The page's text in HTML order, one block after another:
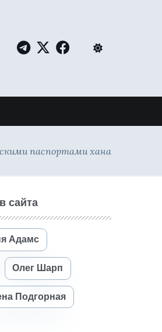
паспортами хана
сайта
Адамс
Олег Шарп
Подгорная